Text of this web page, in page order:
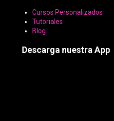
Cursos Personalizados
Tutoriales
Blog
Descarga nuestra App